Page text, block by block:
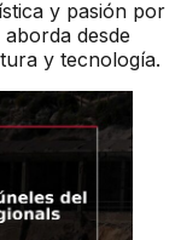
y pasión por
desde
y tecnología.